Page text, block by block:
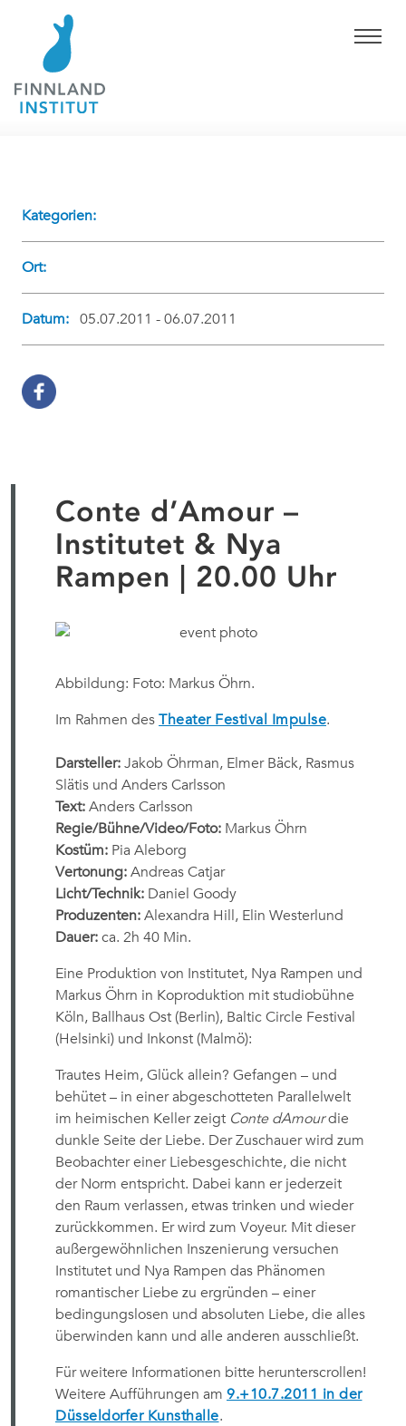
Kategorien:
Ort:
Datum: 05.07.2011 - 06.07.2011
Conte d’Amour –
Institutet & Nya
Rampen | 20.00 Uhr
Abbildung: Foto: Markus Öhrn.
Im Rahmen des Theater Festival Impulse.
Darsteller: Jakob Öhrman, Elmer Bäck, Rasmus
Slätis und Anders Carlsson
Text: Anders Carlsson
Regie/Bühne/Video/Foto: Markus Öhrn
Kostüm: Pia Aleborg
Vertonung: Andreas Catjar
Licht/Technik: Daniel Goody
Produzenten: Alexandra Hill, Elin Westerlund
Dauer: ca. 2h 40 Min.
Eine Produktion von Institutet, Nya Rampen und
Markus Öhrn in Koproduktion mit studiobühne
Köln, Ballhaus Ost (Berlin), Baltic Circle Festival
(Helsinki) und Inkonst (Malmö):
Trautes Heim, Glück allein? Gefangen – und
behütet – in einer abgeschotteten Parallelwelt
im heimischen Keller zeigt Conte dAmourdie
dunkle Seite der Liebe. Der Zuschauer wird zum
Beobachter einer Liebesgeschichte, die nicht
der Norm entspricht. Dabei kann er jederzeit
den Raum verlassen, etwas trinken und wieder
zurückkommen. Er wird zum Voyeur. Mit dieser
außergewöhnlichen Inszenierung versuchen
Institutet und Nya Rampen das Phänomen
romantischer Liebe zu ergründen – einer
bedingungslosen und absoluten Liebe, die alles
überwinden kann und alle anderen ausschließt.
Für weitere Informationen bitte herunterscrollen!
Weitere Aufführungen am 9.+10.7.2011 in der
Düsseldorfer Kunsthalle.